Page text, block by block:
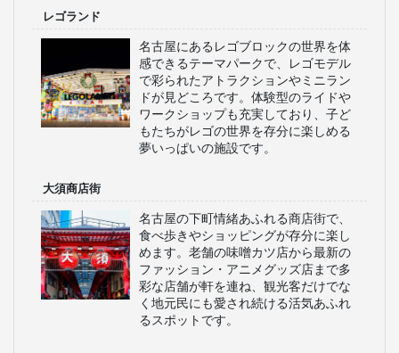
レゴランド
名古屋にあるレゴブロックの世界を体
感できるテーマパークで、レゴモデル
で彩られたアトラクションやミニラン
ドが見どころです。体験型のライドや
ワークショップも充実しており、子ど
もたちがレゴの世界を存分に楽しめる
夢いっぱいの施設です。
大須商店街
名古屋の下町情緒あふれる商店街で、
食べ歩きやショッピングが存分に楽し
めます。老舗の味噌カツ店から最新の
ファッション・アニメグッズ店まで多
彩な店舗が軒を連ね、観光客だけでな
く地元民にも愛され続ける活気あふれ
るスポットです。